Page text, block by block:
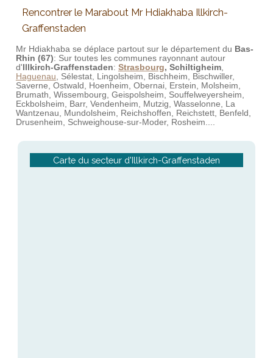
Rencontrer le Marabout Mr Hdiakhaba Illkirch-
Graffenstaden
Mr Hdiakhaba se déplace partout sur le département du Bas-
Rhin (67): Sur toutes les communes rayonnant autour
d'Illkirch-Graffenstaden: Strasbourg, Schiltigheim,
Haguenau, Sélestat, Lingolsheim, Bischheim, Bischwiller,
Saverne, Ostwald, Hoenheim, Obernai, Erstein, Molsheim,
Brumath, Wissembourg, Geispolsheim, Souffelweyersheim,
Eckbolsheim, Barr, Vendenheim, Mutzig, Wasselonne, La
Wantzenau, Mundolsheim, Reichshoffen, Reichstett, Benfeld,
Drusenheim, Schweighouse-sur-Moder, Rosheim....
Carte du secteur d'Illkirch-Graffenstaden